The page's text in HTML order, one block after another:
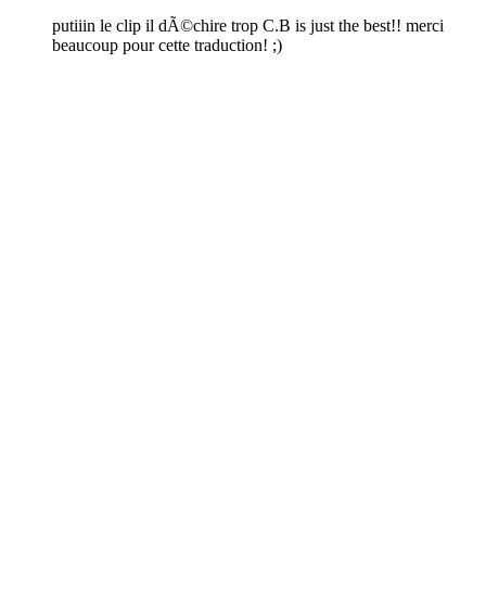
putiiin le clip il dÃ©chire trop C.B is just the best!! merci
beaucoup pour cette traduction! ;)